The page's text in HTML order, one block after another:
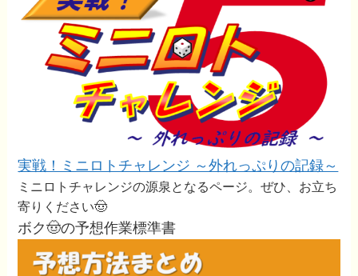
実戦！ミニロトチャレンジ ～外れっぷりの記録～
ミニロトチャレンジの源泉となるページ。ぜひ、お立ち
寄りください🤠
ボク🤠の予想作業標準書